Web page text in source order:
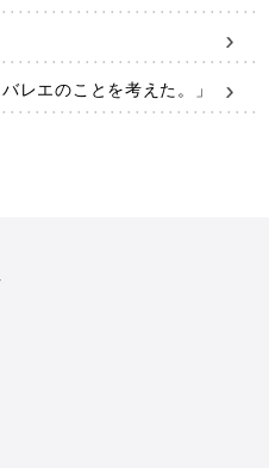
レエのことを考えた。」